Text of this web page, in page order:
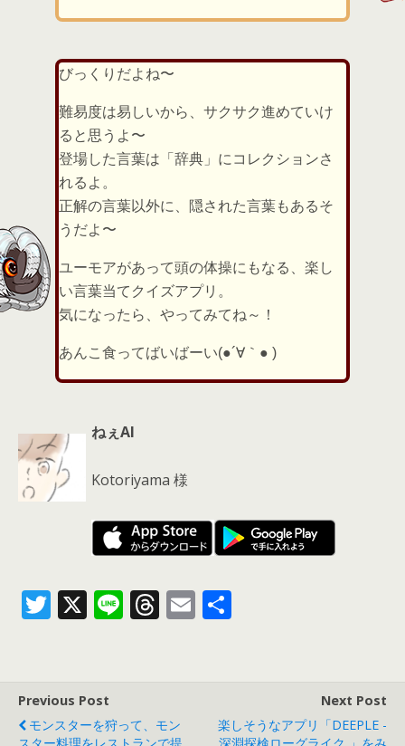
びっくりだよね〜
難易度は易しいから、サクサク進めていけ
ると思うよ〜
登場した言葉は「辞典」にコレクションさ
れるよ。
正解の言葉以外に、隠された言葉もあるそ
うだよ〜
ユーモアがあって頭の体操にもなる、楽し
い言葉当てクイズアプリ。
気になったら、やってみてね～！
あんこ食ってばいばーい(●´∀｀● )
ねぇAI
Kotoriyama 様
T
er
X Li T
d
E
Previous Post
モンスターを狩って、モン
スター料理をレストランで提
Next Post
楽しそうなアプリ「DEEPLE -
深淵探検ローグライク 」をみ